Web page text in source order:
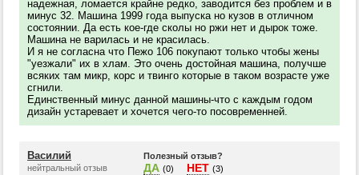
надежная, ломается крайне редко, заводится без проблем и в
минус 32. Машина 1999 года выпуска но кузов в отличном
состоянии. Да есть кое-где сколы но ржи нет и дырок тоже.
Машина не варилась и не красилась.
И я не согласна что Пежо 106 покупают только чтобы жены
"уезжали" их в хлам. Это очень достойная машина, получше
всяких там микр, корс и твинго которые в таком возрасте уже
сгнили.
Единственный минус данной машины-что с каждым годом
дизайн устаревает и хочется чего-то посовременней.
Василий
нейтральный отзыв
Полезный отзыв?
ДА (0) НЕТ (3)